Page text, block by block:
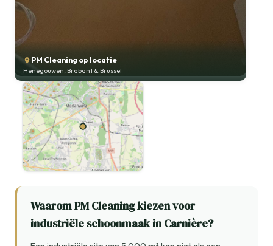
PM Cleaning op locatie
Henegouwen, Brabant & Brussel
Waarom PM Cleaning kiezen voor
industriële schoonmaak in Carnière?